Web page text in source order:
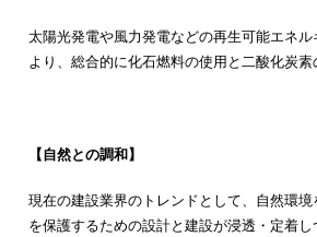
太陽光発電や風力発電などの再生可能エネ
より、総合的に化石燃料の使用と二酸化炭素
【自然との調和】
現在の建設業界のトレンドとして、自然環
を保護するための設計と建設が浸透・定着し